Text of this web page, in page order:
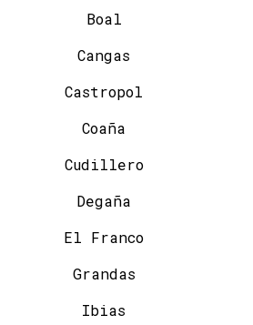
Boal
Cangas
Castropol
Coaña
Cudillero
Degaña
El Franco
Grandas
Ibias